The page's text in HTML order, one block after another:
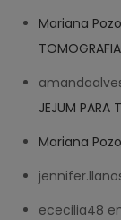
Mariana Pozo
JEJUM PARA
Mariana Pozo
ececilia48